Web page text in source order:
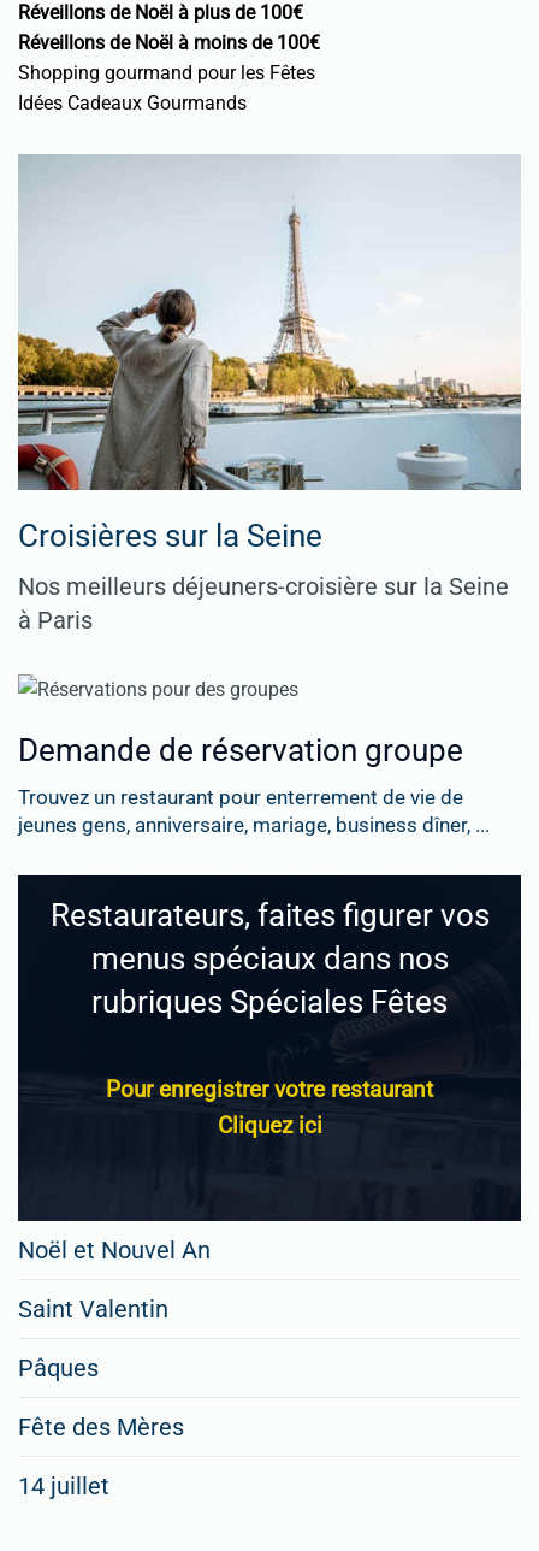
Réveillons de Noël à plus de 100€
Réveillons de Noël à moins de 100€
Shopping gourmand pour les Fêtes
Idées Cadeaux Gourmands
Croisières sur la Seine
Nos meilleurs déjeuners-croisière sur la Seine
à Paris
Demande de réservation groupe
Trouvez un restaurant pour enterrement de vie de
jeunes gens, anniversaire, mariage, business dîner, ...
Restaurateurs, faites figurer vos
menus spéciaux dans nos
rubriques Spéciales Fêtes
Pour enregistrer votre restaurant
Cliquez ici
Noël et Nouvel An
Saint Valentin
Pâques
Fête des Mères
14 juillet